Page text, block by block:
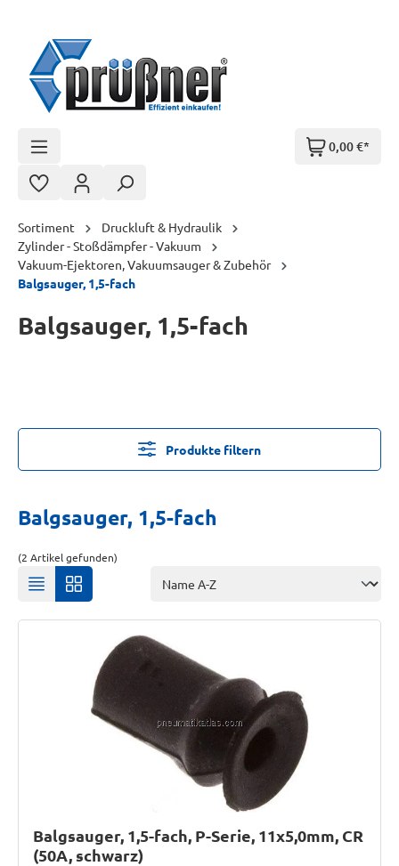
0,00 €*
Sortiment
Druckluft & Hydraulik
Zylinder - Stoßdämpfer - Vakuum
Vakuum-Ejektoren, Vakuumsauger & Zubehör
Balgsauger, 1,5-fach
Balgsauger, 1,5-fach
Produkte filtern
Balgsauger, 1,5-fach
(2 Artikel gefunden)
Balgsauger, 1,5-fach, P-Serie, 11x5,0mm, CR
(50A, schwarz)